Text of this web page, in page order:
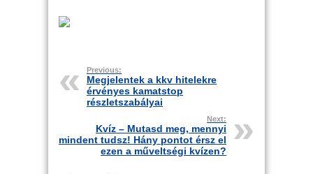
Previous:
Megjelentek a kkv hitelekre
érvényes kamatstop
részletszabályai
Next:
Kvíz – Mutasd meg, mennyi
mindent tudsz! Hány pontot érsz el
ezen a műveltségi kvízen?